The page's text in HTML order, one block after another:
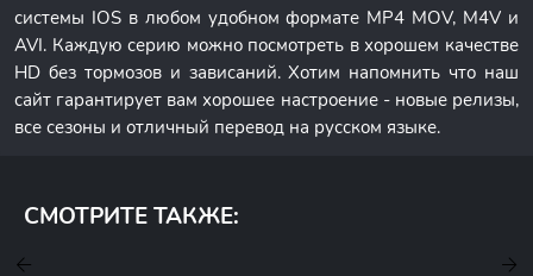
системы IOS в любом удобном формате MP4 MOV, M4V и
AVI. Каждую серию можно посмотреть в хорошем качестве
HD без тормозов и зависаний. Хотим напомнить что наш
сайт гарантирует вам хорошее настроение - новые релизы,
все сезоны и отличный перевод на русском языке.
СМОТРИТЕ ТАКЖЕ: